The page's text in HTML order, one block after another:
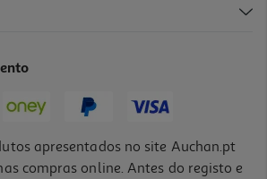
apresentados no site Auchan.pt
compras online. Antes do registo e